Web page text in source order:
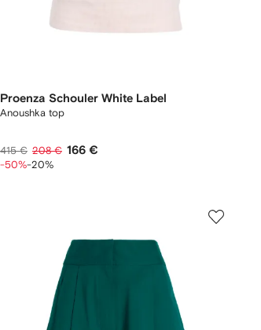
Proenza Schouler White Label
Anoushka top
415 € 208 € 166 €
-50%-20%